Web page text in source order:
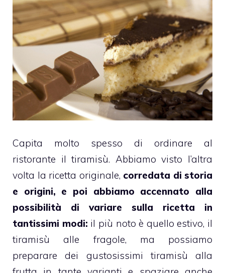
Capita molto spesso di ordinare al
ristorante iltiramisù. Abbiamo visto l’altra
volta la ricetta originale, corredata di storia
e origini, e poi abbiamo accennato alla
possibilità di variare sulla ricetta in
tantissimi modi: il più noto è quello estivo, il
tiramisù alle fragole, ma possiamo
preparare dei gustosissimi tiramisù alla